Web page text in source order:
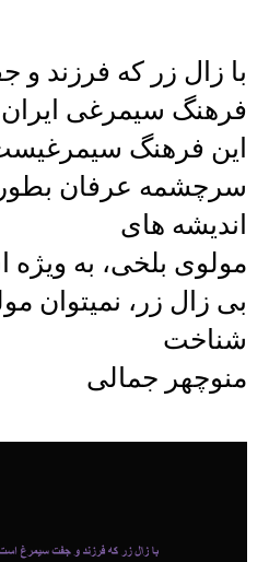
با زال زر که فرزند
فرهنگ سیمرغی
این فرهنگ
سرچشمه عرفان
اندیشه های
مولوی بلخی، به
بی زال زر، نمیتوان
شناخت
منوچهر جمالی